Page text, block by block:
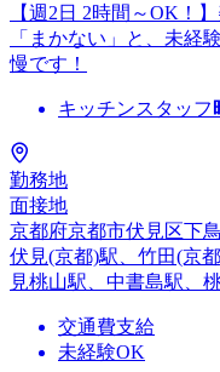
【週2日 2時間～OK！
「まかない」と、未経
慢です！
キッチンスタッフ
勤務地
面接地
京都府京都市伏見区下
伏見(京都)駅、竹田(京
見桃山駅、中書島駅、
交通費支給
未経験OK